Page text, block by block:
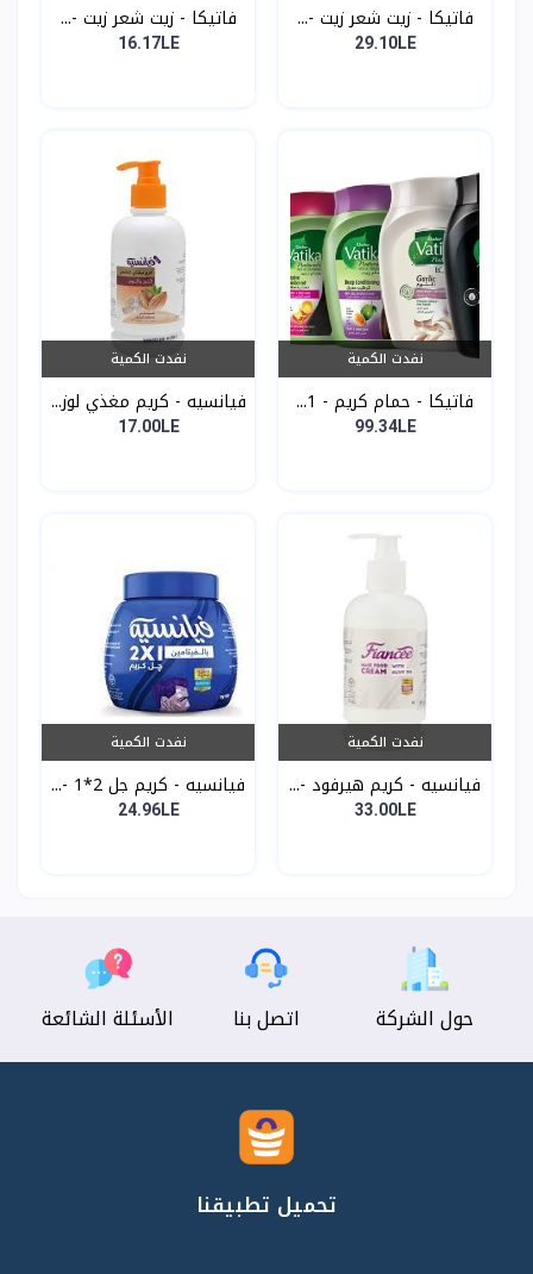
فاتيكا - زيت شعر زيت -...
29.10LE
فاتيكا - زيت شعر زيت -...
16.17LE
نفدت الكمية
فاتيكا - حمام كريم - 1...
99.34LE
نفدت الكمية
فيانسيه - كريم مغذي لوز...
17.00LE
نفدت الكمية
فيانسيه - كريم هيرفود -...
33.00LE
نفدت الكمية
فيانسيه - كريم جل 2*1 -...
24.96LE
حول الشركة اتصل بنا الأسئلة الشائعة
تحميل تطبيقنا